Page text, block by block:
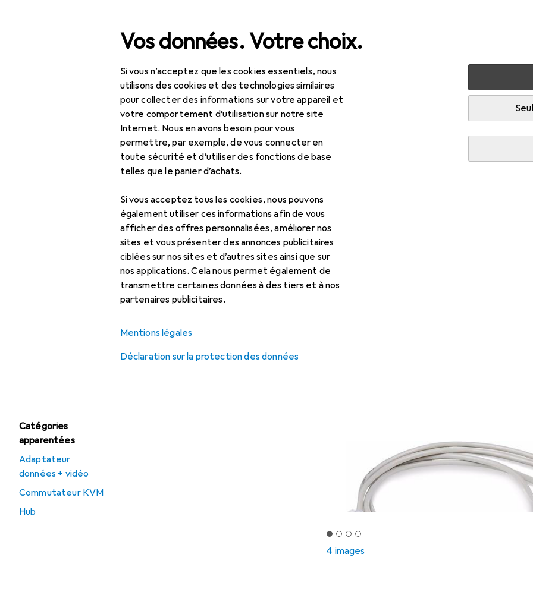
Vos données. Votre choix.
Si vous n’acceptez que les cookies essentiels, nous
utilisons des cookies et des technologies similaires
pour collecter des informations sur votre appareil et
votre comportement d’utilisation sur notre site
Internet. Nous en avons besoin pour vous
permettre, par exemple, de vous connecter en
toute sécurité et d’utiliser des fonctions de base
telles que le panier d’achats.
Si vous acceptez tous les cookies, nous pouvons
également utiliser ces informations afin de vous
afficher des offres personnalisées, améliorer nos
sites et vous présenter des annonces publicitaires
ciblées sur nos sites et d’autres sites ainsi que sur
nos applications. Cela nous permet également de
transmettre certaines données à des tiers et à nos
partenaires publicitaires.
Mentions légales
Déclaration sur la protection des données
Recherche
Catégories
apparentées
Adaptateur
données + vidéo
Commutateur KVM
Hub
Tout l'assortiment IT + multimédia Périphériques
4 images